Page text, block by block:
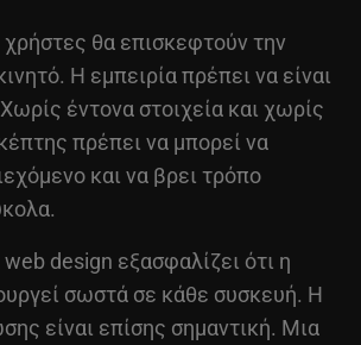
χρήστες θα επισκεφτούν την
Η εμπειρία πρέπει να είναι
έντονα στοιχεία και χωρίς
πρέπει να μπορεί να
και να βρει τρόπο
web design εξασφαλίζει ότι η
σωστά σε κάθε συσκευή. Η
είναι επίσης σημαντική. Μια